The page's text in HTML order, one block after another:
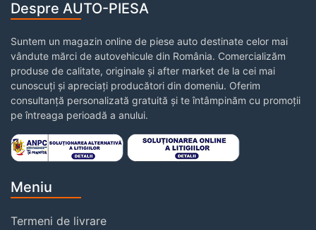
Despre AUTO-PIESA
Suntem un magazin online de piese auto destinate celor mai
vândute mărci de autovehicule din România. Comercializăm
produse de calitate, originale și after market de la cei mai
cunoscuți și apreciați producători din domeniu. Oferim
consultanță personalizată gratuită și te întâmpinăm cu promoții
pe întreaga perioadă a anului.
Meniu
Termeni de livrare